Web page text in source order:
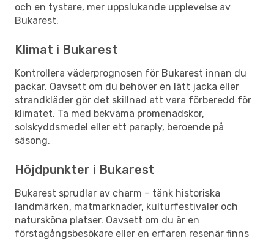
och en tystare, mer uppslukande upplevelse av
Bukarest.
Klimat i Bukarest
Kontrollera väderprognosen för Bukarest innan du
packar. Oavsett om du behöver en lätt jacka eller
strandkläder gör det skillnad att vara förberedd för
klimatet. Ta med bekväma promenadskor,
solskyddsmedel eller ett paraply, beroende på
säsong.
Höjdpunkter i Bukarest
Bukarest sprudlar av charm – tänk historiska
landmärken, matmarknader, kulturfestivaler och
natursköna platser. Oavsett om du är en
förstagångsbesökare eller en erfaren resenär finns